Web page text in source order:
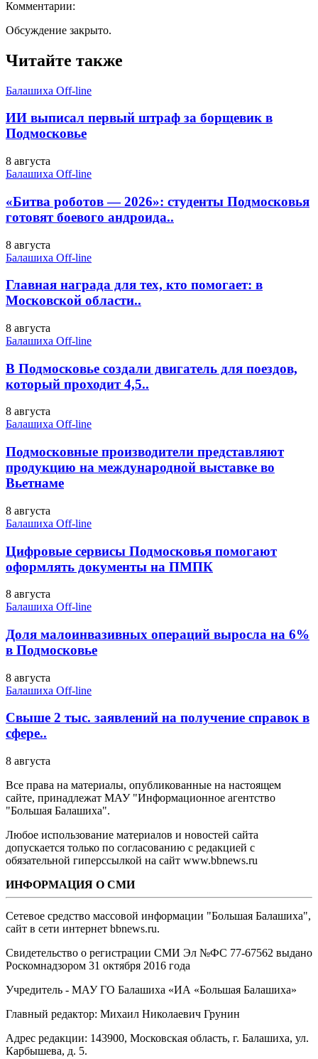
Комментарии:
Обсуждение закрыто.
Читайте также
Балашиха Off-line
ИИ выписал первый штраф за борщевик в
Подмосковье
8 августа
Балашиха Off-line
«Битва роботов — 2026»: студенты Подмосковья
готовят боевого андроида..
8 августа
Балашиха Off-line
Главная награда для тех, кто помогает: в
Московской области..
8 августа
Балашиха Off-line
В Подмосковье создали двигатель для поездов,
который проходит 4,5..
8 августа
Балашиха Off-line
Подмосковные производители представляют
продукцию на международной выставке во
Вьетнаме
8 августа
Балашиха Off-line
Цифровые сервисы Подмосковья помогают
оформлять документы на ПМПК
8 августа
Балашиха Off-line
Доля малоинвазивных операций выросла на 6%
в Подмосковье
8 августа
Балашиха Off-line
Свыше 2 тыс. заявлений на получение справок в
сфере..
8 августа
Все права на материалы, опубликованные на настоящем
сайте, принадлежат МАУ "Информационное агентство
"Большая Балашиха".
Любое использование материалов и новостей сайта
допускается только по согласованию с редакцией с
обязательной гиперссылкой на сайт www.bbnews.ru
ИНФОРМАЦИЯ О СМИ
Сетевое средство массовой информации "Большая Балашиха",
сайт в сети интернет bbnews.ru.
Свидетельство о регистрации СМИ Эл №ФС ‎77-67562 выдано
Роскомнадзором 31 октября 2016 года
Учредитель - МАУ ГО Балашиха «ИА «Большая Балашиха»
Главный редактор: Михаил Николаевич Грунин
Адрес редакции: 143900, Московская область, г. Балашиха, ул.
Карбышева, д. 5.